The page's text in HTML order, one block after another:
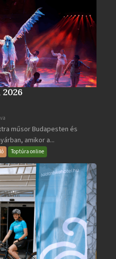
műsor Budapesten és
amikor a...
Toptúra online